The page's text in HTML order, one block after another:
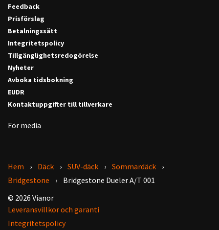
Feedback
Prisförslag
Betalningssätt
Integritetspolicy
Tillgänglighetsredogörelse
Nyheter
Avboka tidsbokning
EUDR
Kontaktuppgifter till tillverkare
För media
Hem Däck SUV-däck
Sommardäck
Bridgestone
Bridgestone Dueler A/T 001
© 2026 Vianor
Leveransvillkor och garanti
Integritetspolicy